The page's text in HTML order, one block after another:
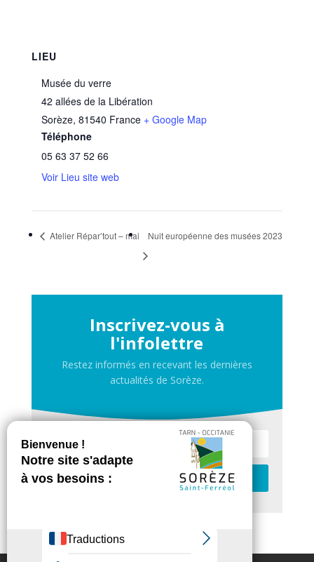
LIEU
Musée du verre
42 allées de la Libération
Sorèze, 81540 France + Google Map
Téléphone
05 63 37 52 66
Voir Lieu site web
Atelier Répar’tout – mai Nuit européenne des musées 2023
Inscrivez-vous à
l'infolettre
Restez informés en recevant les dernières
actualités de Sorèze.
Je m'inscris